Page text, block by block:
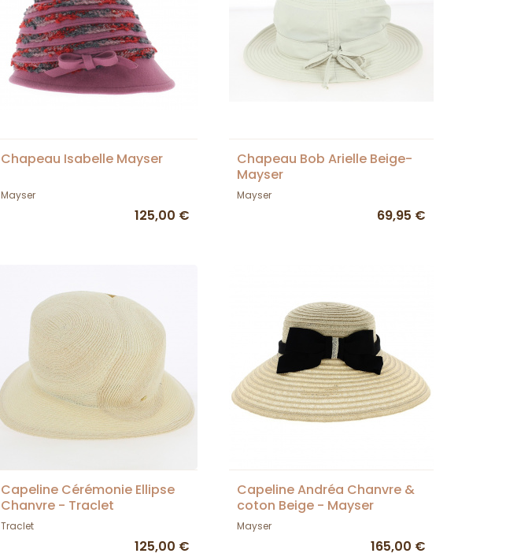
Chapeau Isabelle Mayser
Mayser
125,00 €
Chapeau Bob Arielle Beige-
Mayser
Mayser
69,95 €
Capeline Cérémonie Ellipse
Chanvre - Traclet
Traclet
125,00 €
Capeline Andréa Chanvre &
coton Beige - Mayser
Mayser
165,00 €